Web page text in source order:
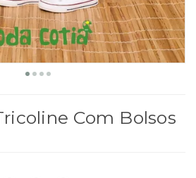
Com Bolsos